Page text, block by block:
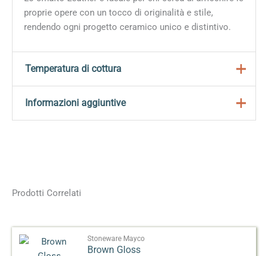
proprie opere con un tocco di originalità e stile,
rendendo ogni progetto ceramico unico e distintivo.
Temperatura di cottura
Si consiglia di cuocere tra 950°C e 1000°C per risultati
Informazioni aggiuntive
Formato
Effetto Speciale
Prodotti Correlati
Stoneware Mayco
Brown Gloss